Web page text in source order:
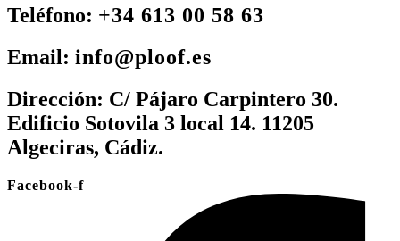
Teléfono: +34 613 00 58 63
Email: info@ploof.es
Dirección: C/ Pájaro Carpintero 30.
Edificio Sotovila 3 local 14. 11205
Algeciras, Cádiz.
Facebook-f